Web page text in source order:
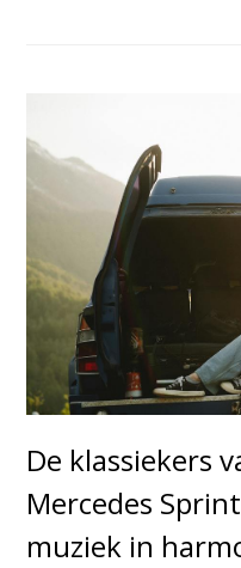
De klassiekers
Mercedes
muziek in